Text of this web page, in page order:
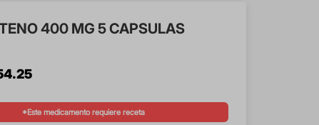
400 MG 5 CAPSULAS
.25
*Este medicamento requiere receta